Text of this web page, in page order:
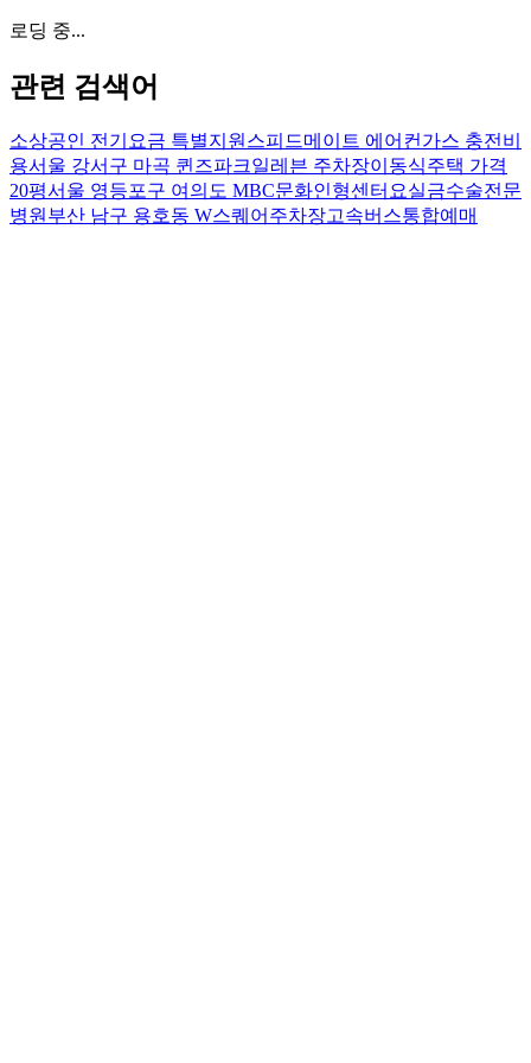
로딩 중...
관련 검색어
소상공인 전기요금 특별지원 스피드메이트 에어컨가스 충전비
용서울 강서구 마곡 퀸즈파크일레븐 주차장이동식주택 가격
20평서울 영등포구 여의도 MBC문화인형센터 요실금수술전문
병원 부산 남구 용호동 W스퀘어주차장고속버스통합예매